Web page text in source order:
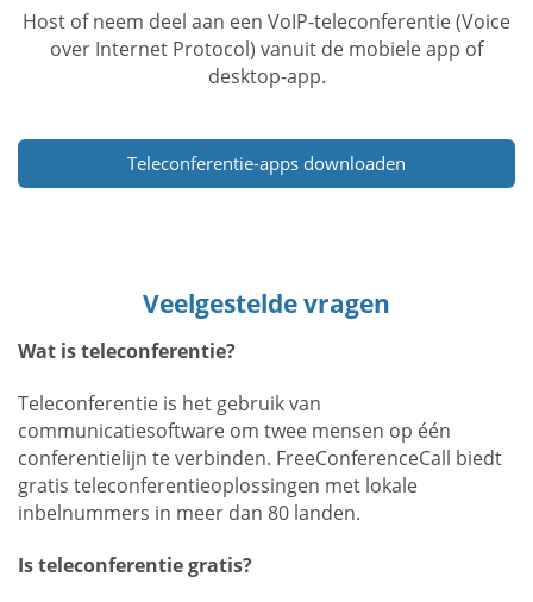
Host of neem deel aan een VoIP-teleconferentie (Voice
over Internet Protocol) vanuit de mobiele app of
desktop-app.
Teleconferentie-apps downloaden
Veelgestelde vragen
Wat is teleconferentie?
Teleconferentie is het gebruik van
communicatiesoftware om twee mensen op één
conferentielijn te verbinden. FreeConferenceCall biedt
gratis teleconferentieoplossingen met lokale
inbelnummers in meer dan 80 landen.
Is teleconferentie gratis?